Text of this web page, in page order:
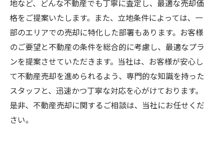
地など、どんな不動産でも丁寧に査定し、最適な売却価
格をご提案いたします。また、立地条件によっては、一
部のエリアでの売却に特化した部署もあります。お客様
のご要望と不動産の条件を総合的に考慮し、最適なプラ
ンを提案させていただきます。当社は、お客様が安心し
て不動産売却を進められるよう、専門的な知識を持った
スタッフと、迅速かつ丁寧な対応を心がけております。
是非、不動産売却に関するご相談は、当社にお任せくだ
さい。